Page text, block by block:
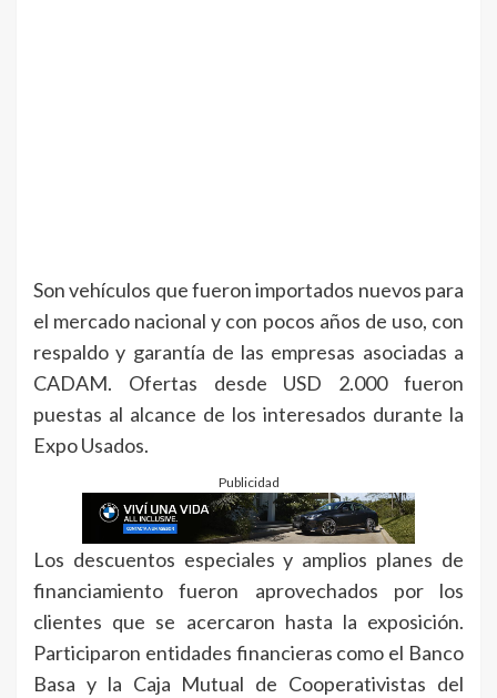
Son vehículos que fueron importados nuevos para
el mercado nacional y con pocos años de uso, con
respaldo y garantía de las empresas asociadas a
CADAM. Ofertas desde USD 2.000 fueron
puestas al alcance de los interesados durante la
Expo Usados.
Publicidad
Los descuentos especiales y amplios planes de
financiamiento fueron aprovechados por los
clientes que se acercaron hasta la exposición.
Participaron entidades financieras como el Banco
Basa y la Caja Mutual de Cooperativistas del